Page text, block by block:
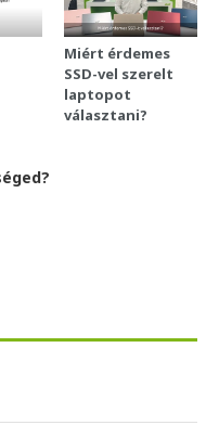
Miért érdemes
SSD-vel szerelt
laptopot
választani?